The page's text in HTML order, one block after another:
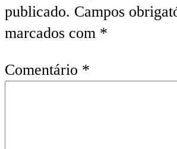
publicado. Campos
marcados com *
Comentário *